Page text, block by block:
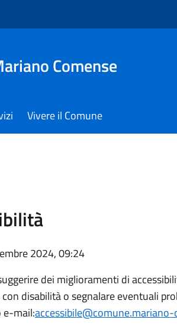
Comense
Vivere il Comune
2024, 09:24
dei miglioramenti di
disabilità o segnalare eventuali
mail: